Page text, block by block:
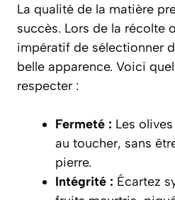
La qualité de la matière
succès. Lors de la récolte
impératif de sélectionner
belle apparence. Voici
respecter :
Fermeté : Les
au toucher, sans
pierre.
Intégrité : Écartez